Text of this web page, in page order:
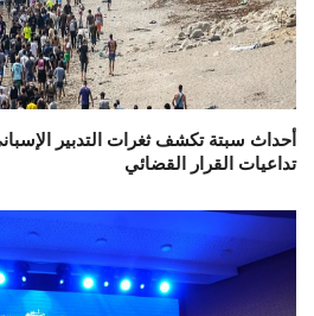
أحداث سبتة تكشف ثغرات التدبير
تداعيات القرار القضائي